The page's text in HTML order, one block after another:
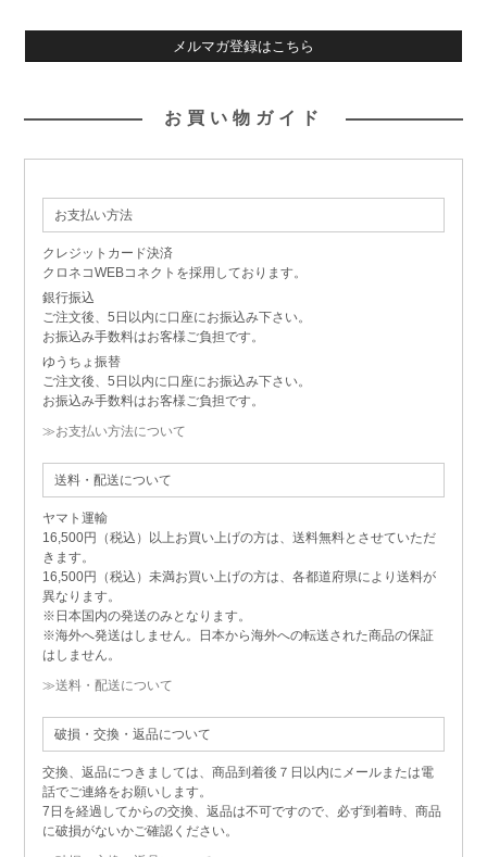
メルマガ登録はこちら
お買い物ガイド
お支払い方法
クレジットカード決済
クロネコWEBコネクトを採用しております。
銀行振込
ご注文後、5日以内に口座にお振込み下さい。
お振込み手数料はお客様ご負担です。
ゆうちょ振替
ご注文後、5日以内に口座にお振込み下さい。
お振込み手数料はお客様ご負担です。
≫お支払い方法について
送料・配送について
ヤマト運輸
16,500円（税込）以上お買い上げの方は、送料無料とさせていただ
きます。
16,500円（税込）未満お買い上げの方は、各都道府県により送料が
異なります。
※日本国内の発送のみとなります。
※海外へ発送はしません。日本から海外への転送された商品の保証
はしません。
≫送料・配送について
破損・交換・返品について
交換、返品につきましては、商品到着後７日以内にメールまたは電
話でご連絡をお願いします。
7日を経過してからの交換、返品は不可ですので、必ず到着時、商品
に破損がないかご確認ください。